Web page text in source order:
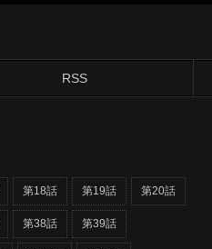
RSS
第18話 第19話 第20話
第38話 第39話